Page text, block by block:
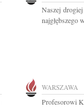
Naszej
najgłębszego
WARSZAWA
Profesorowi